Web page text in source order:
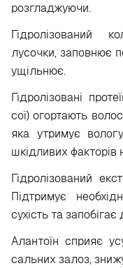
розгладжуючи.
Гідролізований
лусочки, заповнює
ущільнює.
Гідролізовані
сої) огортають
яка утримує
шкідливих
Гідролізований
Підтримує
сухість та запобігає
Алантоїн сприяє
сальних залоз,